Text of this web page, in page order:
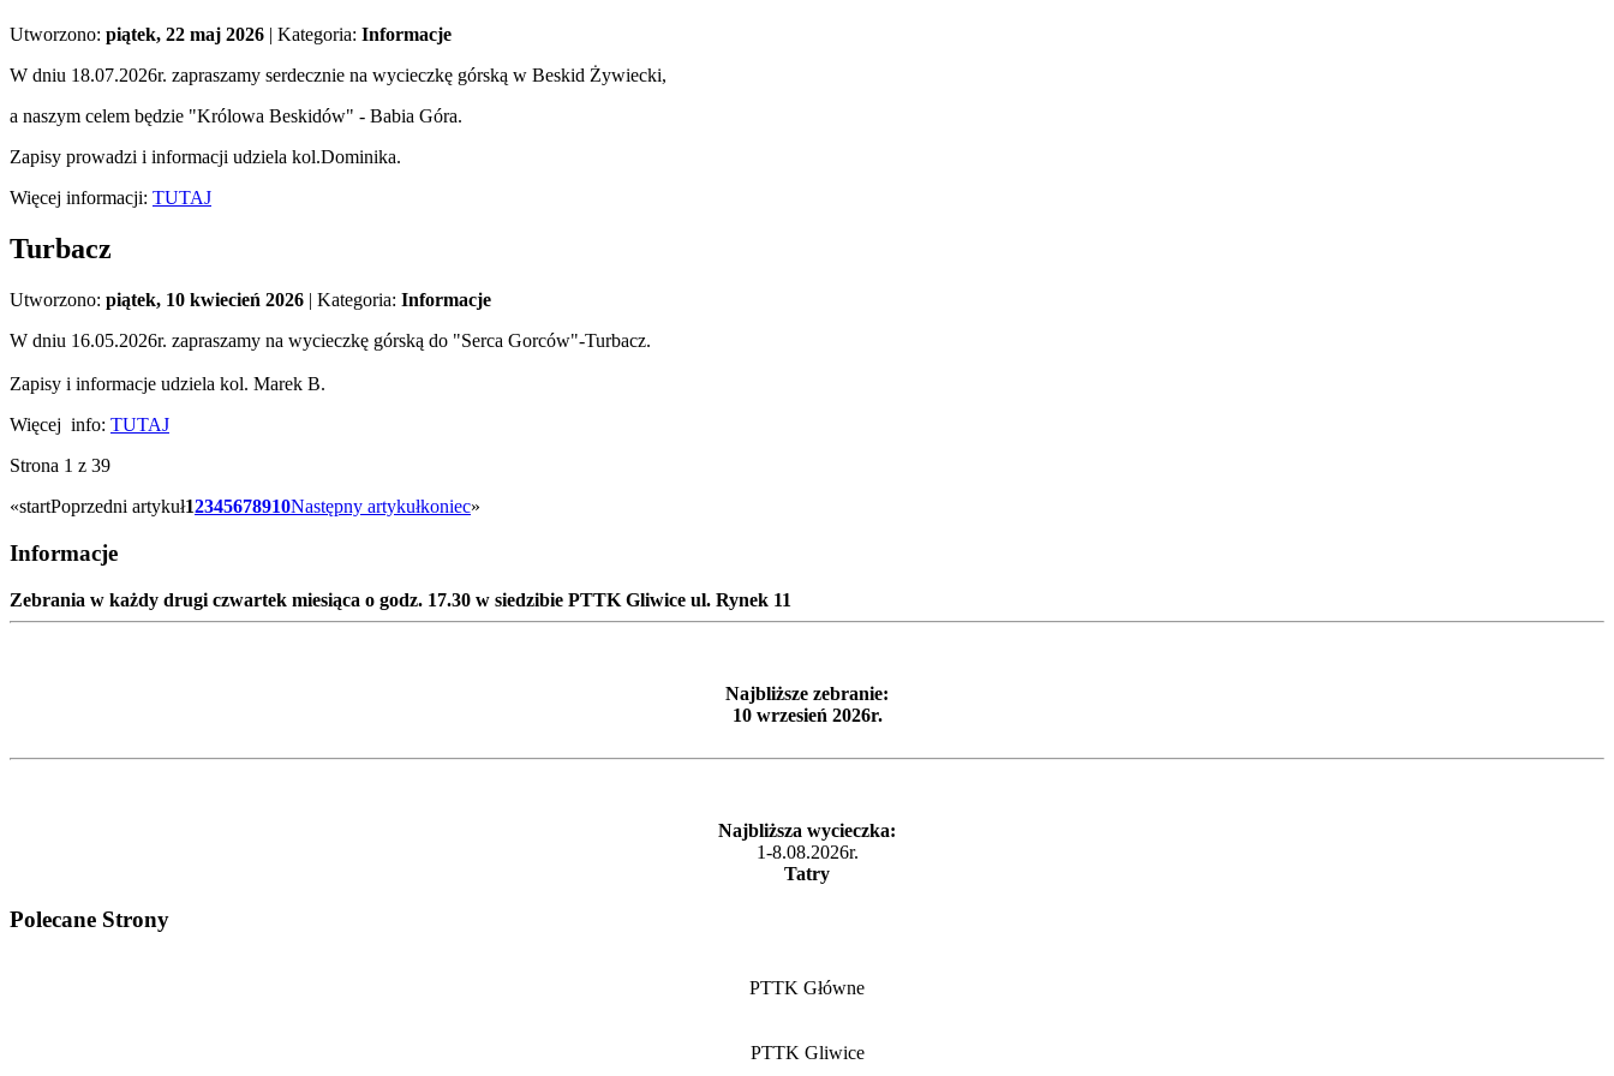
Utworzono: piątek, 22 maj 2026 | Kategoria: Informacje
W dniu 18.07.2026r. zapraszamy serdecznie na wycieczkę górską w Beskid Żywiecki,
a naszym celem będzie "Królowa Beskidów" - Babia Góra.
Zapisy prowadzi i informacji udziela kol.Dominika.
Więcej informacji: TUTAJ
Turbacz
Utworzono: piątek, 10 kwiecień 2026 | Kategoria: Informacje
W dniu 16.05.2026r. zapraszamy na wycieczkę górską do "Serca Gorców"-Turbacz.
Zapisy i informacje udziela kol. Marek B.
Więcej info: TUTAJ
Strona 1 z 39
«startPoprzedni artykuł12345678910Następny artykułkoniec»
Informacje
Zebrania w każdy drugi czwartek miesiąca o godz. 17.30 w siedzibie PTTK Gliwice ul. Rynek 11
Najbliższe zebranie:
10 wrzesień 2026r.
Najbliższa wycieczka:
1-8.08.2026r.
Tatry
Polecane Strony
PTTK Główne
PTTK Gliwice